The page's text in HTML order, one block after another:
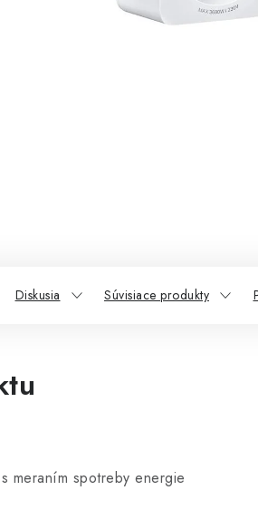
Diskusia Súvisiace produkty
meraním spotreby energie